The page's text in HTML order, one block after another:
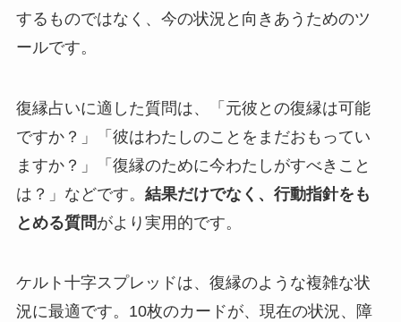
するものではなく、今の状況と向きあうためのツ
ールです。
復縁占いに適した質問は、「元彼との復縁は可能
ですか？」「彼はわたしのことをまだおもってい
ますか？」「復縁のために今わたしがすべきこと
は？」などです。 結果だけでなく、行動指針をも
とめる質問がより実用的です。
ケルト十字スプレッドは、復縁のような複雑な状
況に最適です。10枚のカードが、現在の状況、障